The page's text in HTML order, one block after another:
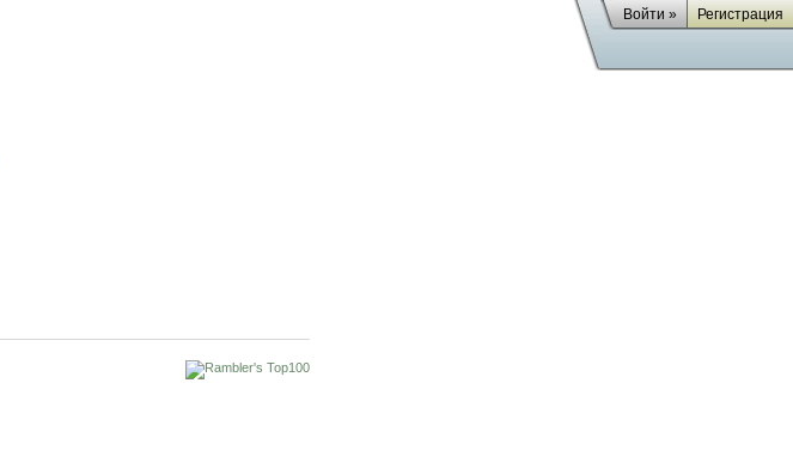
Войти » Регистрация